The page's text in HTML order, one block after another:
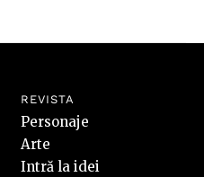
REVISTA
Personaje
Arte
Intră la idei